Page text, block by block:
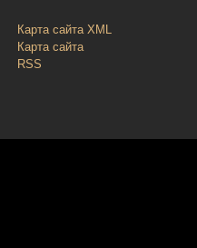
Карта сайта XML
Карта сайта
RSS